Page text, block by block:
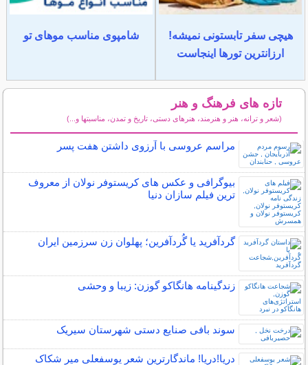
هیچی سفر تابستونی نمیشه!
ارزانترین تورها اینجاست
شامپوی مناسب موهای تو
تازه های فرهنگ و هنر
(شعر و ترانه، هنر و هنرمند، هنرهای دستی، تاریخ و تمدن، مناسبتها و...)
مراسم عروسی با آرزوی داشتن هفت پسر
بیوگرافی و عکس های کریستوفر نولان از معروف
ترین فیلم سازان دنیا
گردآفرید یا گُردآفرین؛ پهلوان زن سرزمین ایران
زندگینامه هانگاکو گوزن: زیبا و وحشی
سوند بافی صنایع دستی شهرستان سیریک
دریا!دریا! ماندگارترین شعر یوسفعلی میر شکاک